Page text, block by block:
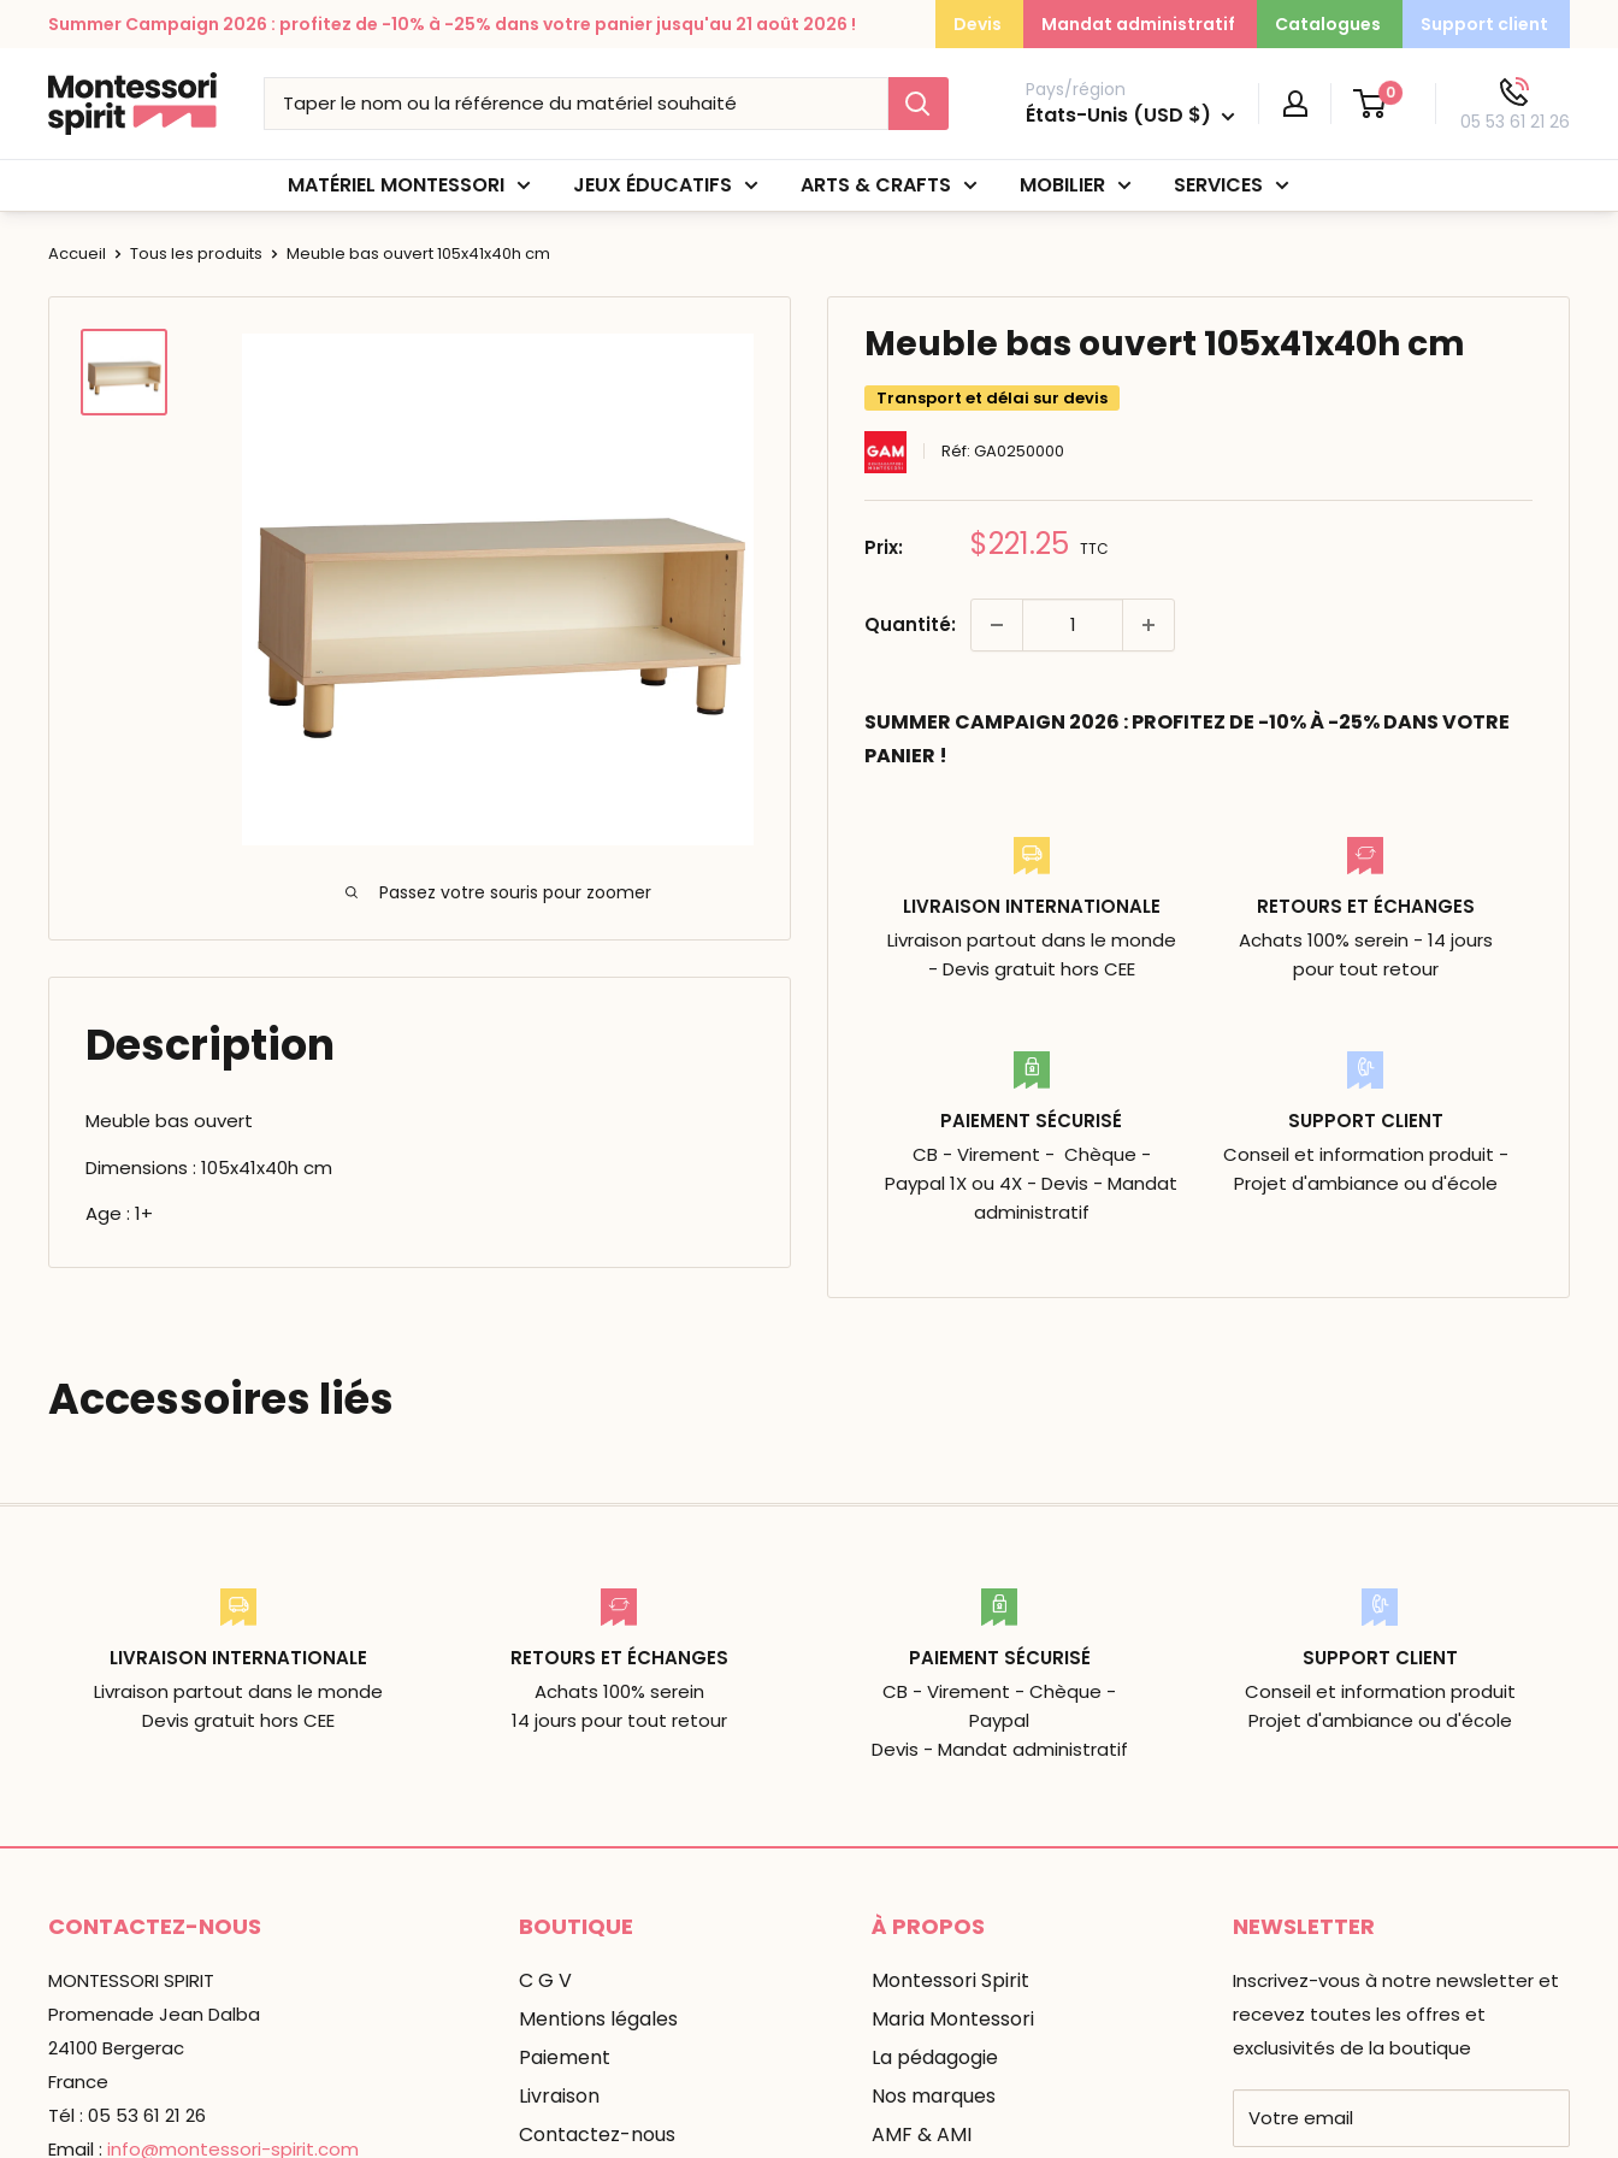
Passer
contenu
Summer Campaign 2026 : profitez de -10% à -25% dans votre panier jusqu'au 21 août 2026 ! Devis Mandat administratif Catalogues Support client
Montessori
Spirit
Pays/région
États-Unis (USD $)
0
05 53 61 21 26
MATÉRIEL MONTESSORI JEUX ÉDUCATIFS ARTS & CRAFTS MOBILIER SERVICES
Accueil Tous les produits Meuble bas ouvert 105x41x40h cm
Passez votre souris pour zoomer
Meuble bas ouvert 105x41x40h cm
Transport et délai sur devis
Réf: GA0250000
Prix: Prix
$221.25 TTC
Quantité:
SUMMER CAMPAIGN 2026 : PROFITEZ DE -10% À -25% DANS VOTRE
PANIER !
LIVRAISON INTERNATIONALE
Livraison partout dans le monde
- Devis gratuit hors CEE
RETOURS ET ÉCHANGES
Achats 100% serein - 14 jours
pour tout retour
PAIEMENT SÉCURISÉ
CB - Virement - Chèque -
Paypal 1X ou 4X - Devis - Mandat
administratif
SUPPORT CLIENT
Conseil et information produit -
Projet d'ambiance ou d'école
Description
Meuble bas ouvert
Dimensions : 105x41x40h cm
Age : 1+
Accessoires liés
LIVRAISON INTERNATIONALE
Livraison partout dans le monde
Devis gratuit hors CEE
RETOURS ET ÉCHANGES
Achats 100% serein
14 jours pour tout retour
PAIEMENT SÉCURISÉ
CB - Virement - Chèque -
Paypal
Devis - Mandat administratif
SUPPORT CLIENT
Conseil et information produit
Projet d'ambiance ou d'école
CONTACTEZ-NOUS
MONTESSORI SPIRIT
Promenade Jean Dalba
24100 Bergerac
France
Tél : 05 53 61 21 26
Email : info@montessori-spirit.com
BOUTIQUE
C G V
Mentions légales
Paiement
Livraison
Contactez-nous
À PROPOS
Montessori Spirit
Maria Montessori
La pédagogie
Nos marques
AMF & AMI
NEWSLETTER
Inscrivez-vous à notre newsletter et
recevez toutes les offres et
exclusivités de la boutique
Votre email